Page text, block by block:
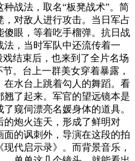
战法，取名“板凳战术”。简
对敌人进行攻击。当日军占
眼，等着吃手榴弹。抗日战
，当时军队中还流传着一
结束后，也来到了全片名场
。台上一群美女穿着暴露，
水台上跳着勾人的舞蹈。看
了起来。军官的望远镜本是
窥伺漂亮名媛身体的道具。
的炮火连天，形成了鲜明对
的讽刺外，导演在这段的拍
代启示录》。而背景音乐，